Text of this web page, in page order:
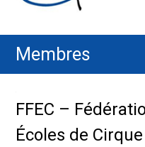
Membres
FFEC –
Écoles de Cirque